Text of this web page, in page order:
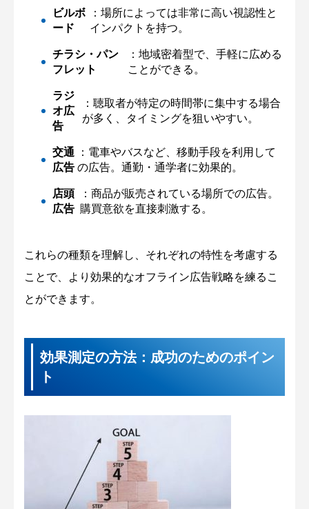
ビルボ
ード
：場所によっては非常に高い視認性と
インパクトを持つ。
チラシ・パン
フレット
：地域密着型で、手軽に広める
ことができる。
ラジ
オ広
告
：聴取者が特定の時間帯に集中する場合
が多く、タイミングを狙いやすい。
交通
広告
：電車やバスなど、移動手段を利用して
の広告。通勤・通学者に効果的。
店頭
広告
：商品が販売されている場所での広告。
購買意欲を直接刺激する。
これらの種類を理解し、それぞれの特性を考慮する
ことで、より効果的なオフライン広告戦略を練るこ
とができます。
効果測定の方法：成功のためのポイン
ト